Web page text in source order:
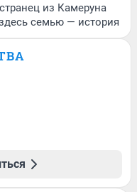
из Камеруна
семью — история